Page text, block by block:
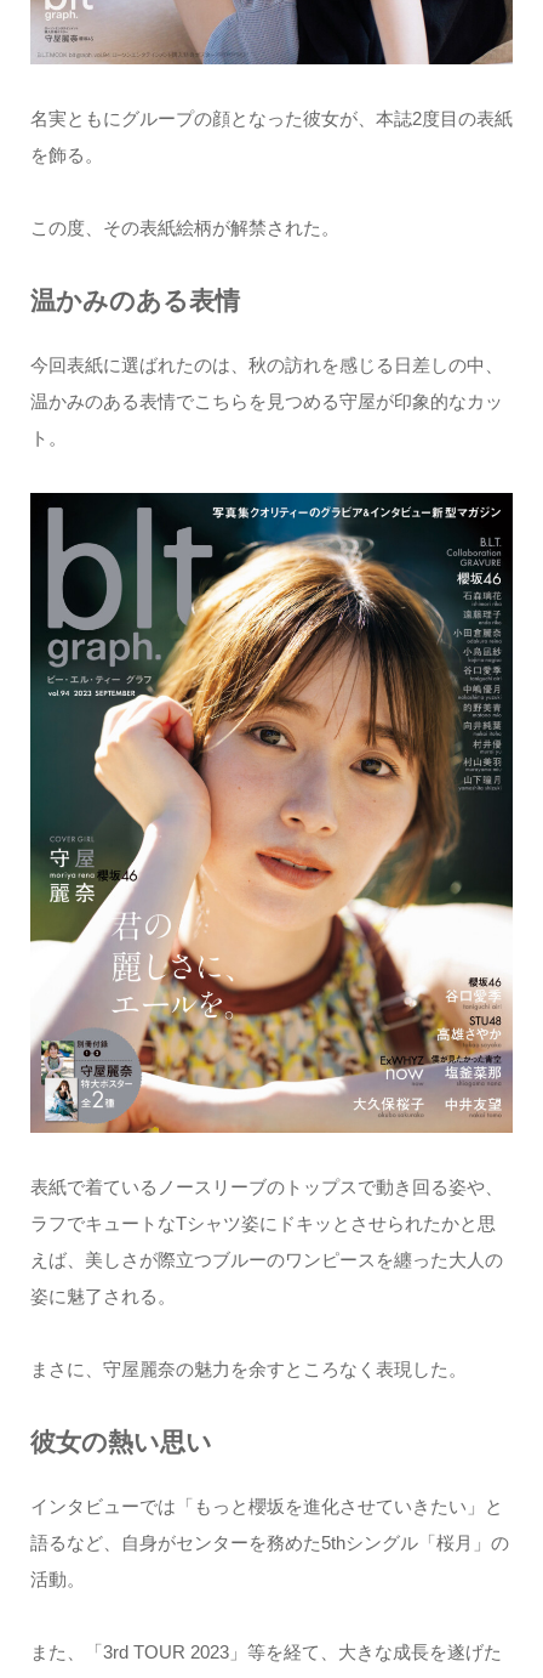
名実ともにグループの顔となった彼女が、本誌2度目の表紙
を飾る。
この度、その表紙絵柄が解禁された。
温かみのある表情
今回表紙に選ばれたのは、秋の訪れを感じる日差しの中、
温かみのある表情でこちらを見つめる守屋が印象的なカッ
ト。
表紙で着ているノースリーブのトップスで動き回る姿や、
ラフでキュートなTシャツ姿にドキッとさせられたかと思
えば、美しさが際立つブルーのワンピースを纏った大人の
姿に魅了される。
まさに、守屋麗奈の魅力を余すところなく表現した。
彼女の熱い思い
インタビューでは「もっと櫻坂を進化させていきたい」と
語るなど、自身がセンターを務めた5thシングル「桜月」の
活動。
また、「3rd TOUR 2023」等を経て、大きな成長を遂げた